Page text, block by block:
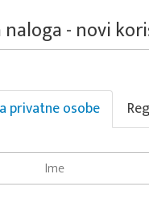
naloga - novi
privatne osobe